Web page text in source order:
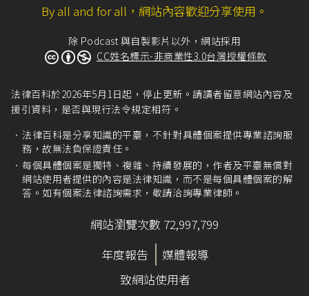
By all and for all，網站內容歡迎分享使用。
除 Podcast 與自製影片以外，網站採用
CC姓名標示-非商業性3.0台灣授權條款
法律百科於2026年5月1日起，停止更新。請讀者留意網站內容及
援引資料，是否與現行法令規定相符。
法律百科是分享知識的平臺，不針對具體個案提供專業諮詢服
務，故無法負保證責任。
每個具體個案是獨特、複雜、持續發展的，作者及平臺無償對
網站使用者提供的內容是法律知識，而不是每個具體個案的解
答。如有個案法律諮詢需求，敬請洽詢專業律師。
網站瀏覽次數 72,997,799
年度報告
媒體報導
致網站使用者